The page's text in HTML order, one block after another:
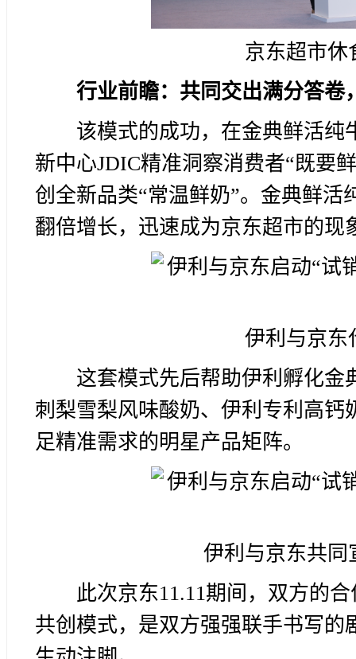
京东超市休
行业前瞻：共同交出满分答卷
该模式的成功，在金典鲜活纯
新中心JDIC精准洞察消费者“既要
创全新品类“常温鲜奶”。金典鲜
翻倍增长，迅速成为京东超市的现
伊利与京东
这套模式先后帮助伊利孵化金
刺梨雪梨风味酸奶、伊利专利高
足精准需求的明星产品矩阵。
伊利与京东共同
此次京东11.11期间，双方的
共创模式，是双方强强联手书写